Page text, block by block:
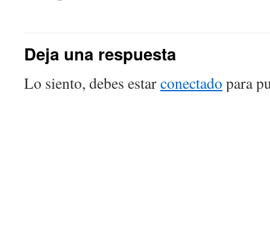
Deja una respuesta
Lo siento, debes estarconectado para